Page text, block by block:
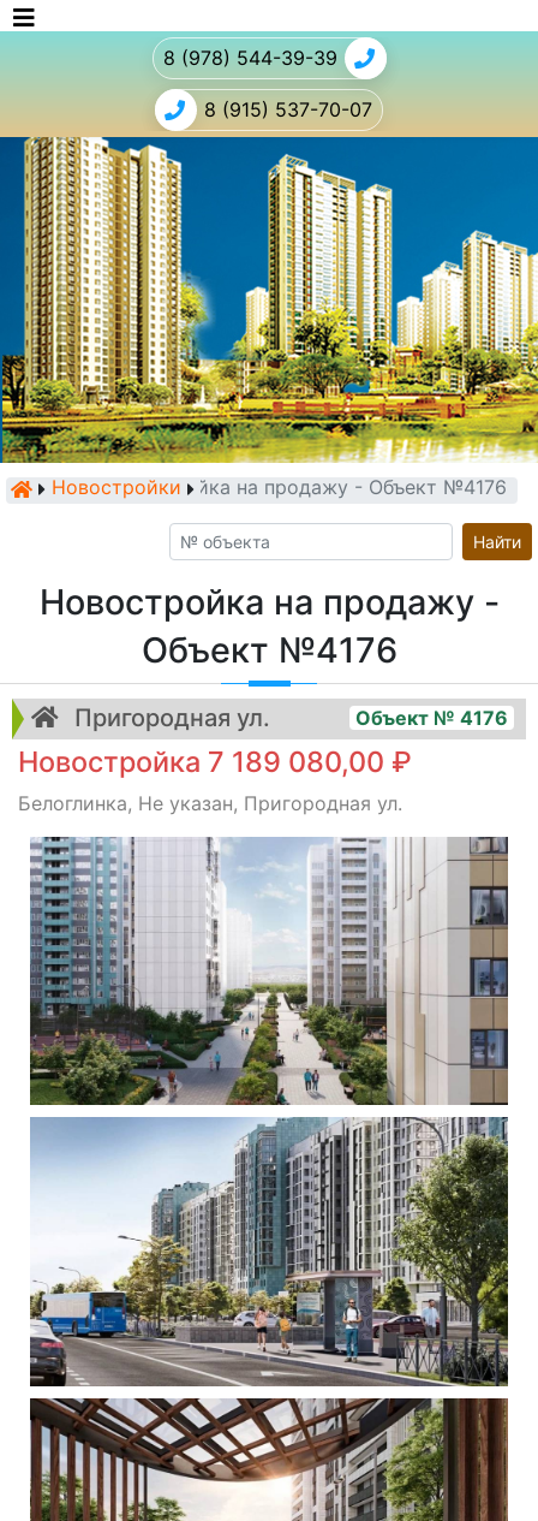
8 (978) 544-39-39
8 (915) 537-70-07
Новостройки
Новостройка на продажу - Объект №4176
Найти
Новостройка на продажу -
Объект №4176
Пригородная ул. Объект № 4176
Новостройка 7 189 080,00 ₽
Белоглинка, Не указан, Пригородная ул.